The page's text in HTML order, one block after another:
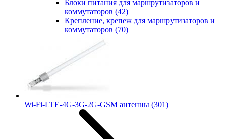
Блоки питания для маршрутизаторов и
коммутаторов (42)
Крепление, крепеж для маршрутизаторов и
коммутаторов (70)
Wi-Fi-LTE-4G-3G-2G-GSM антенны (301)